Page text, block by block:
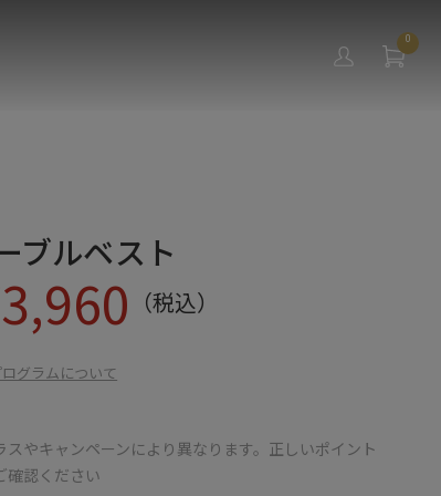
0
ブルベスト
3,960 （税込）
グラムについて
やキャンペーンにより異なります。正しいポイント
確認ください